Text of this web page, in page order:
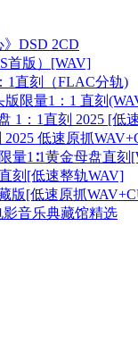
DSD 2CD
首版）[WAV]
1直刻（FLAC分轨)
限量1：1 直刻
1：1直刻 2025 [低
低速原抓
量1∶1黄金母盘直刻
刻[低速整轨WAV]
版[低速原抓
音乐典藏馆精选